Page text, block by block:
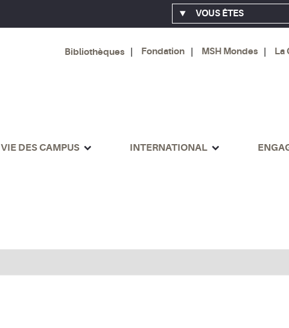
VOUS ÊTES
Bibliothèques Fondation MSH Mondes La
VIE DES CAMPUS INTERNATIONAL